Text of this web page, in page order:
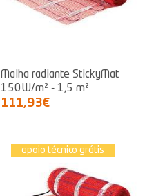
Malha radiante StickyMat
150W/m² - 1,5 m²
111,93€
apoio técnico grátis